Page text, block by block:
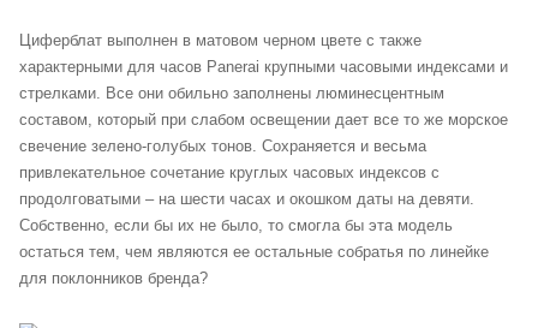
Циферблат выполнен в матовом черном цвете с также
характерными для часов Panerai крупными часовыми индексами и
стрелками. Все они обильно заполнены люминесцентным
составом, который при слабом освещении дает все то же морское
свечение зелено-голубых тонов. Сохраняется и весьма
привлекательное сочетание круглых часовых индексов с
продолговатыми – на шести часах и окошком даты на девяти.
Собственно, если бы их не было, то смогла бы эта модель
остаться тем, чем являются ее остальные собратья по линейке
для поклонников бренда?